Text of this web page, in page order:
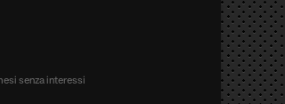
senza interessi